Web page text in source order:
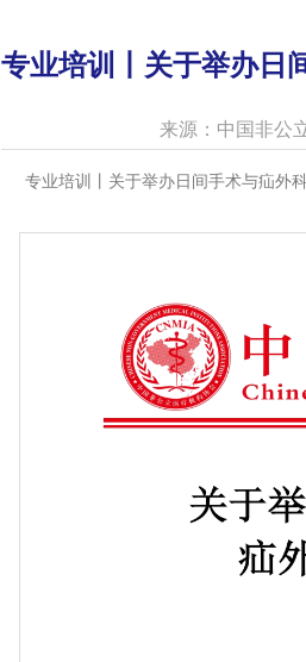
专业培训丨关于举办日
来源：中国非公
专业培训丨关于举办日间手术与疝外